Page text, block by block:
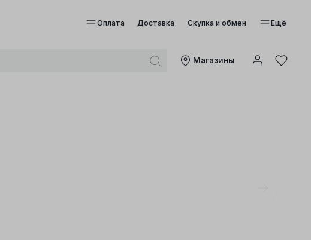
Оплата Доставка Скупка и обмен Ещё
Mагазины